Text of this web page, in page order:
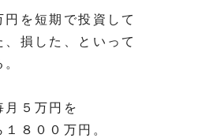
を短期で投資して
、損した、といって
月５万円を
８００万円。